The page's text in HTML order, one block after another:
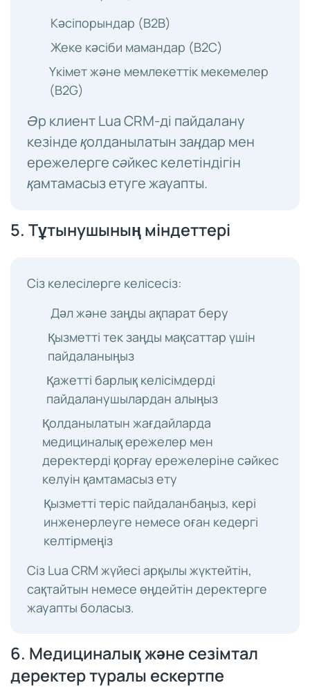
Кәсіпорындар (B2B)
Жеке кәсіби мамандар (B2C)
Үкімет және мемлекеттік мекемелер
(B2G)
Әр клиент Lua CRM-ді пайдалану
кезінде қолданылатын заңдар мен
ережелерге сәйкес келетіндігін
қамтамасыз етуге жауапты.
5. Тұтынушының міндеттері
Сіз келесілерге келісесіз:
Дәл және заңды ақпарат беру
Қызметті тек заңды мақсаттар үшін
пайдаланыңыз
Қажетті барлық келісімдерді
пайдаланушылардан алыңыз
Қолданылатын жағдайларда
медициналық ережелер мен
деректерді қорғау ережелеріне сәйкес
келуін қамтамасыз ету
Қызметті теріс пайдаланбаңыз, кері
инженерлеуге немесе оған кедергі
келтірмеңіз
Сіз Lua CRM жүйесі арқылы жүктейтін,
сақтайтын немесе өңдейтін деректерге
жауапты боласыз.
6. Медициналық және сезімтал
деректер туралы ескертпе